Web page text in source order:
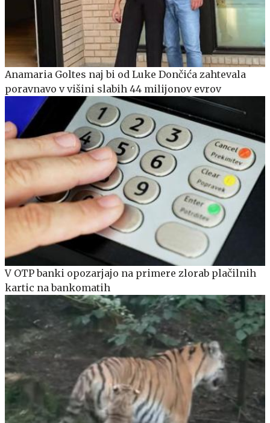
Anamaria Goltes naj bi od Luke Dončića zahtevala
poravnavo v višini slabih 44 milijonov evrov
V OTP banki opozarjajo na primere zlorab plačilnih
kartic na bankomatih